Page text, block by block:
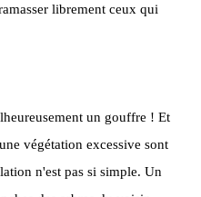
librement ceux qui
un gouffre ! Et
végétation excessive sont
n'est pas si simple. Un